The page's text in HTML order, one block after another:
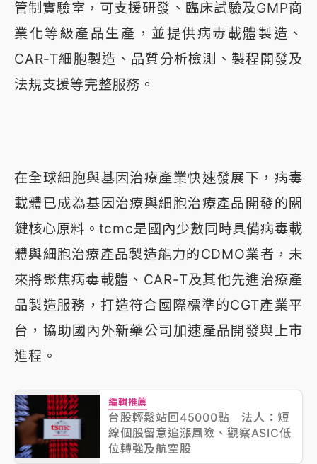
管制實驗室，可支援研發、臨床試驗及GMP商
業化等級產品生產，並提供病毒載體製造、
CAR-T細胞製造、品質分析檢測、製程開發及
法規支援等完整服務。
在全球細胞與基因治療產業快速發展下，病毒
載體已成為基因治療與細胞治療產品開發的關
鍵核心原料。tcmc是國內少數同時具備病毒載
體與細胞治療產品製造能力的CDMO業者，未
來將聚焦病毒載體、CAR-T及其他先進治療產
品製造服務，打造符合國際標準的CGT產業平
台，協助國內外新藥公司加速產品開發與上市
進程。
編輯推薦
台股輕鬆站回45000點 法人：短
線個股留意追漲風險、觀察ASIC低
位轉強及航空股